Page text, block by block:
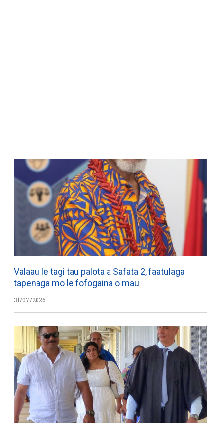
Valaau le tagi tau palota a Safata 2, faatulaga
tapenaga mo le fofogaina o mau
31/07/2026